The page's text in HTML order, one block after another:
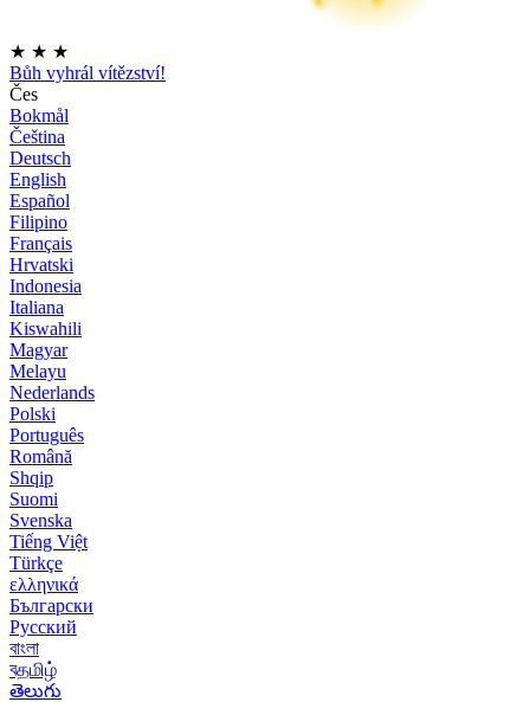
★ ★ ★
Bůh vyhrál vítězství!
Čes
Bokmål
Čeština
Deutsch
English
Español
Filipino
Français
Hrvatski
Indonesia
Italiana
Kiswahili
Magyar
Melayu
Nederlands
Polski
Português
Română
Shqip
Suomi
Svenska
Tiếng Việt
Türkçe
ελληνικά
Български
Русский
বাংলা
বதமிழ்
తెలుగు